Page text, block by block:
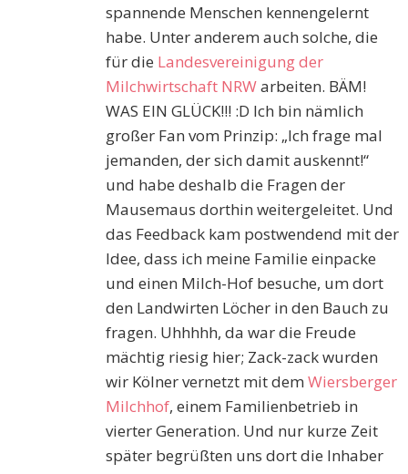
spannende Menschen kennengelernt
habe. Unter anderem auch solche, die
für die Landesvereinigung der
Milchwirtschaft NRWarbeiten. BÄM!
WAS EIN GLÜCK!!! :D Ich bin nämlich
großer Fan vom Prinzip: „Ich frage mal
jemanden, der sich damit auskennt!“
und habe deshalb die Fragen der
Mausemaus dorthin weitergeleitet. Und
das Feedback kam postwendend mit der
Idee, dass ich meine Familie einpacke
und einen Milch-Hof besuche, um dort
den Landwirten Löcher in den Bauch zu
fragen. Uhhhhh, da war die Freude
mächtig riesig hier; Zack-zack wurden
wir Kölner vernetzt mit demWiersberger
Milchhof, einem Familienbetrieb in
vierter Generation. Und nur kurze Zeit
später begrüßten uns dort die Inhaber